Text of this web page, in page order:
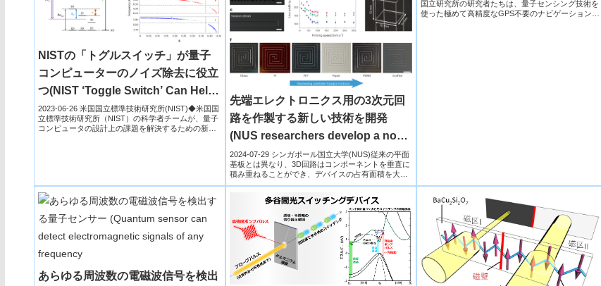
NISTの「トグルスイッチ」が量子
コンピューターのノイズ除去に役立
つ(NIST ‘Toggle Switch’ Can Help
Quantum Computers Cut
Through the Noise)
2023-06-26 米国国立標準技術研究所(NIST)◆米国国
立標準技術研究所（NIST）の科学者チームが、量子
コンピュータの設計上の課題を解決するための新
先端エレクトロニクス用の3次元回
路を作製する新しい技術を開発
(NUS researchers develop a novel
technique to fabricate three-
dimensional circuits for advanced
electronics)
2024-07-29 シンガポール国立大学(NUS)従来の平面
基板とは異なり、3D回路はコンポーネントを垂直に
積み重ねることができ、デバイスの占有面積を大幅
に削...
国立研究所の研究者たちは、量子センシング技術を
使った極めて高精度なGPS不要のナビゲーションを
あらゆる周波数の電磁波信号を検出